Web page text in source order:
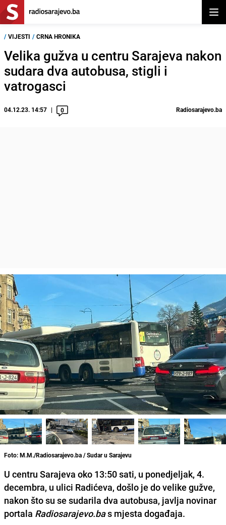
/ VIJESTI / CRNA HRONIKA
Velika gužva u centru Sarajeva nakon
sudara dva autobusa, stigli i
vatrogasci
04.12.23. 14:57 0 Radiosarajevo.ba
Foto: M.M./Radiosarajevo.ba / Sudar u Sarajevu
U centru Sarajeva oko 13:50 sati, u ponedjeljak, 4.
decembra, u ulici Radićeva, došlo je do velike gužve,
nakon što su se sudarila dva autobusa, javlja novinar
portala Radiosarajevo.bas mjesta događaja.